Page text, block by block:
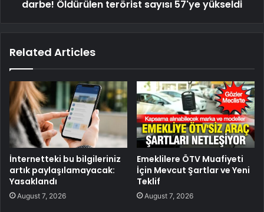
darbe! Öldürülen terörist sayısı 57'ye yükseldi
Related Articles
İnternetteki bu bilgileriniz
artık paylaşılamayacak:
Yasaklandı
August 7, 2026
Emeklilere ÖTV Muafiyeti
İçin Mevcut Şartlar ve Yeni
Teklif
August 7, 2026